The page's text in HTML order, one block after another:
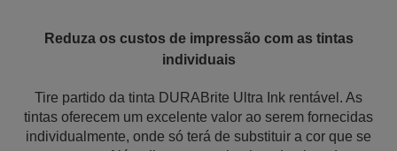
Reduza os custos de impressão com as tintas
individuais
Tire partido da tinta DURABrite Ultra Ink rentável. As
tintas oferecem um excelente valor ao serem fornecidas
individualmente, onde só terá de substituir a cor que se